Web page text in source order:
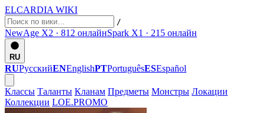
ELCARDIA WIKI
/
NewAge X2 · 812 онлайнSpark X1 · 215 онлайн
RU
RUРусскийENEnglishPTPortuguêsESEspañol
Классы Таланты Кланам Предметы Монстры Локации
Коллекции LOE.PROMO